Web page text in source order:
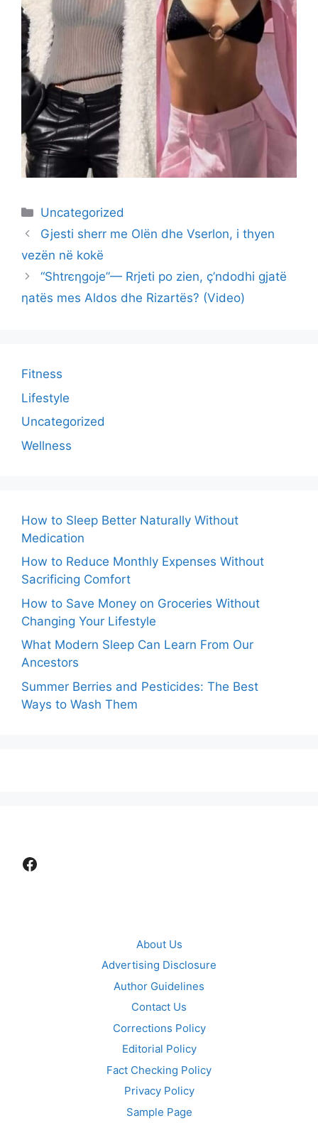
Categories
Uncategorized
Gjesti sherr me Olën dhe Vserlon, i thyen
vezën në kokë
“Shtrєηgoje”— Rrjeti po zien, ç’ndodhi gjatë
ηatës mes Aldos dhe Rizartës? (Video)
Fitness
Lifestyle
Uncategorized
Wellness
How to Sleep Better Naturally Without
Medication
How to Reduce Monthly Expenses Without
Sacrificing Comfort
How to Save Money on Groceries Without
Changing Your Lifestyle
What Modern Sleep Can Learn From Our
Ancestors
Summer Berries and Pesticides: The Best
Ways to Wash Them
Facebook
About Us
Advertising Disclosure
Author Guidelines
Contact Us
Corrections Policy
Editorial Policy
Fact Checking Policy
Privacy Policy
Sample Page